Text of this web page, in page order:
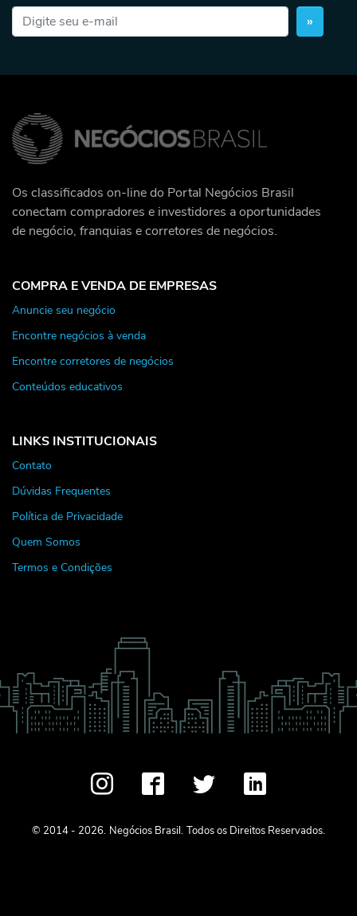
»
Os classificados on-line do Portal Negócios Brasil
conectam compradores e investidores a oportunidades
de negócio, franquias e corretores de negócios.
COMPRA E VENDA DE EMPRESAS
Anuncie seu negócio
Encontre negócios à venda
Encontre corretores de negócios
Conteúdos educativos
LINKS INSTITUCIONAIS
Contato
Dúvidas Frequentes
Política de Privacidade
Quem Somos
Termos e Condições
© 2014 - 2026. Negócios Brasil. Todos os Direitos Reservados.